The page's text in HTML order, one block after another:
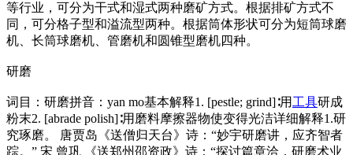
等行业，可分为干式和湿式两种磨矿方式。根据排矿方式不
同，可分格子型和溢流型两种。根据筒体形状可分为短筒球磨
机、长筒球磨机、管磨机和圆锥型磨机四种。
研磨
词目：研磨拼音：yan mo基本解释1. [pestle; grind]∶用 工具研成
粉末2. [abrade polish]∶用磨料摩擦器物使变得光洁详细解释1.研
究琢磨。 唐贾岛《送僧归天台》诗：“妙宇研磨讲，应齐智者
踪。” 宋 曾巩 《送郑州邵资政》诗：“探讨篇章洽，研磨术业